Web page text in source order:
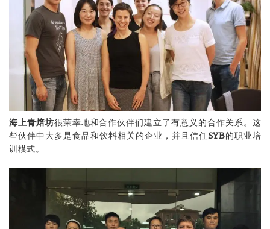
海上青焙坊很荣幸地和合作伙伴们建立了有意义的合作关系。这
些伙伴中大多是食品和饮料相关的企业，并且信任SYB的职业培
训模式。